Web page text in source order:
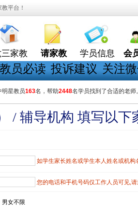
平台！
三家教 请家教 学员信息 会
教员必读 投诉建议 关注
明星教员163名，帮助2448名学员找到了合适的老师
/ 辅导机构 填写以下
如学生家长姓名或学生本人姓名或机
您的电话和手机号码仅工作人员可见,
男女不限